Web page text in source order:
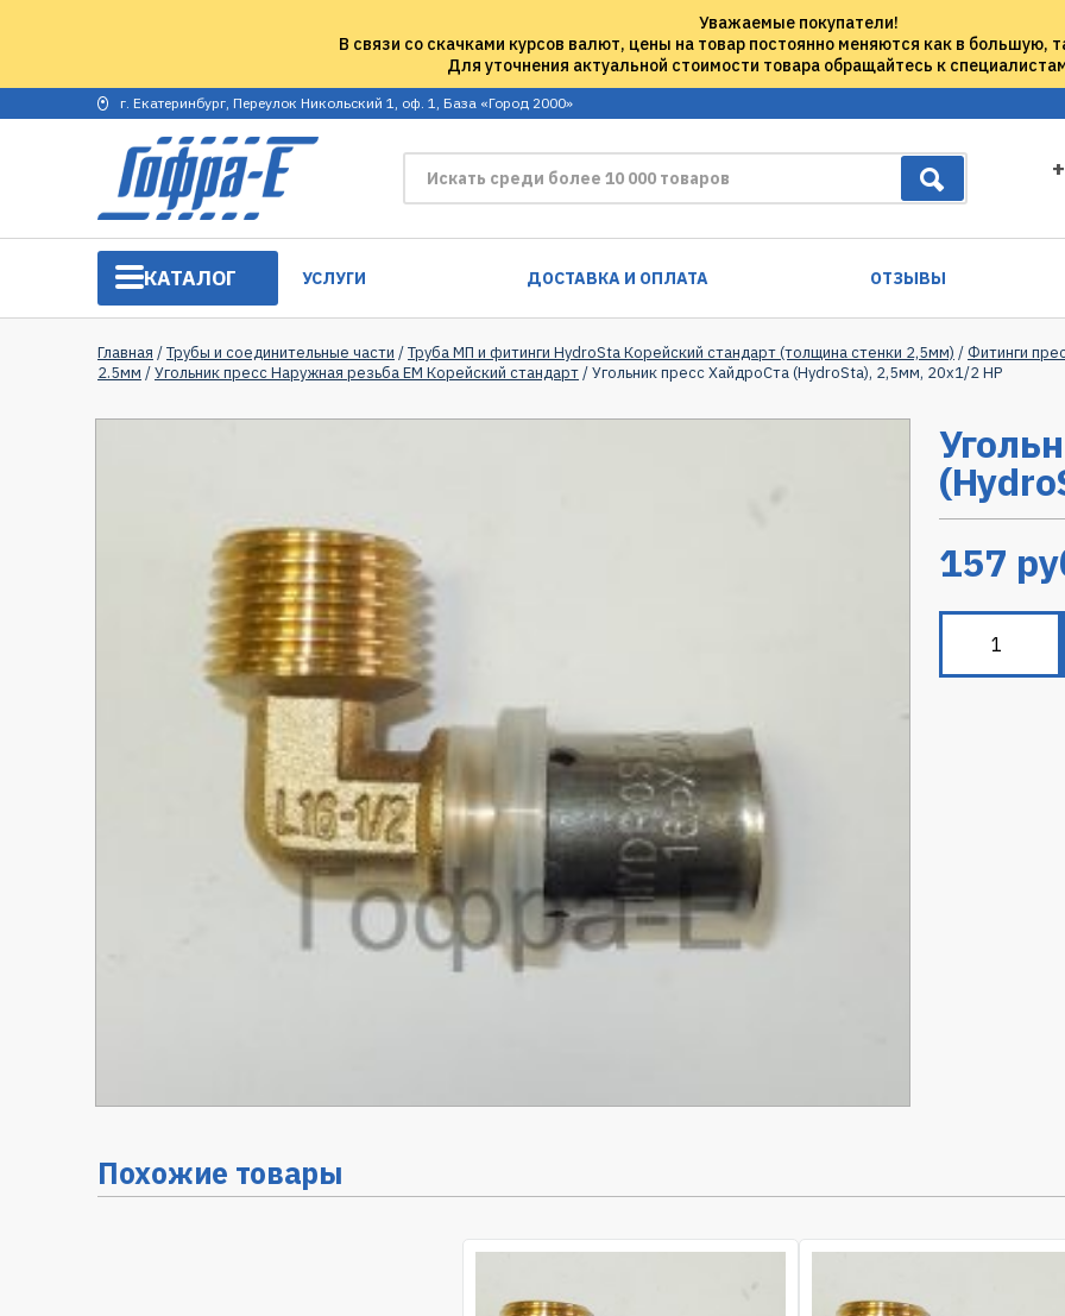
Уважаемые покупатели!
В связи со скачками курсов валют, цены на товар постоянно меняются как в большую,
Для уточнения актуальной стоимости товара обращайтесь к
г. Екатеринбург, Переулок Никольский 1, оф. 1, База «Город 2000»
КАТАЛОГ УСЛУГИ ДОСТАВКА И ОПЛАТА ОТЗЫВЫ
Главная /Трубы и соединительные части /Труба МП и фитинги HydroSta Корейский стандарт (толщина стенки 2,5мм) / Фитинги
2.5мм /Угольник пресс Наружная резьба EM Корейский стандарт/ Угольник пресс ХайдроСта (HydroSta), 2,5мм, 20х1/2 НР
157
Похожие товары